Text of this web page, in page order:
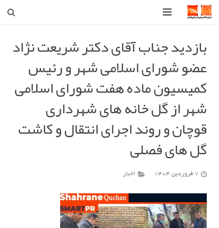
اخبار روز
قوچان
ارتباط با ما
بازدید جناب آقای دکتر شریعت نژاد
عضو شورای اسلامی شهر و رئیس
کمیسیون ماده هفت شورای اسلامی
شهر از گل خانه های شهرداری
قوچان و روند اجرای انتقال و کاشت
گل های فصلی
7 فروردین 1404 اخبار